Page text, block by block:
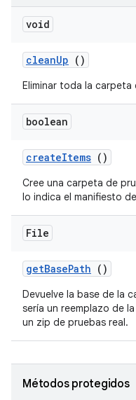
void
cleanUp ()
Eliminar toda la
boolean
createItems ()
Cree una carpeta de
lo indica el manifiesto
File
getBasePath ()
Devuelve la base de la
sería un reemplazo de
un zip de pruebas real.
Métodos protegidos